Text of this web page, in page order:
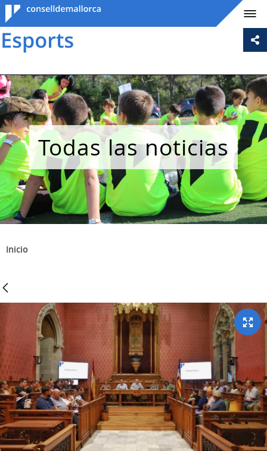
Consell de
Mallorca
Todas las noticias
Inicio